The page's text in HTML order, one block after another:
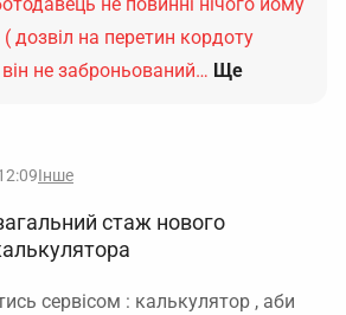
дозвіл на перетин кордоту
не заброньований… Ще
Інше
стаж нового
сервісом : калькулятор , аби